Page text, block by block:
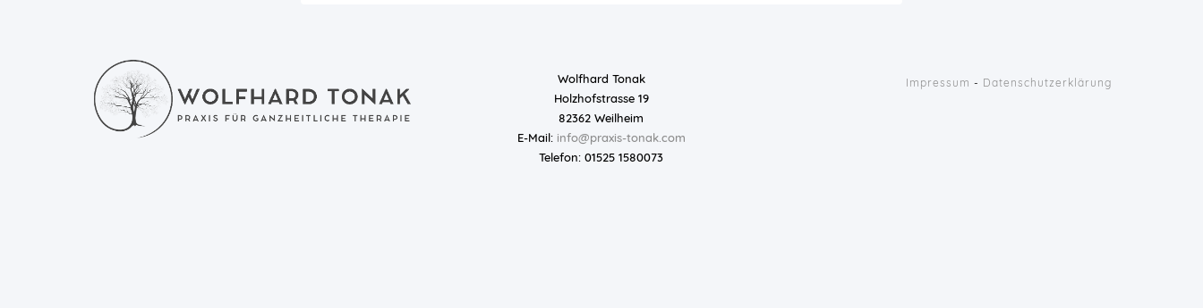
Wolfhard Tonak
Holzhofstrasse 19
82362 Weilheim
E-Mail: info@praxis-tonak.com
Telefon: 01525 1580073
Impressum - Datenschutzerklärung